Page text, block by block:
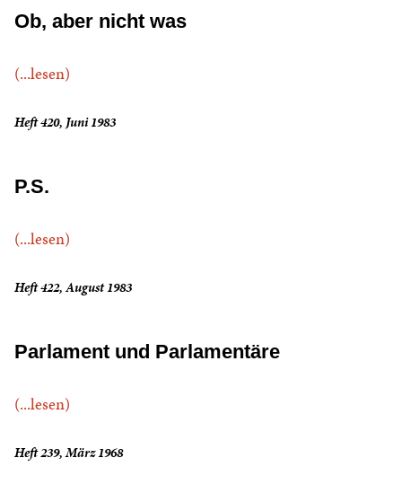
Ob, aber nicht was
(...lesen)
Heft 420, Juni 1983
P.S.
(...lesen)
Heft 422, August 1983
Parlament und Parlamentäre
(...lesen)
Heft 239, März 1968